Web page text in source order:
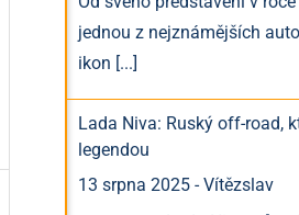
jednou z nejznámějších
ikon [...]
Lada Niva: Ruský off-road,
legendou
13 srpna 2025 -Vítězslav